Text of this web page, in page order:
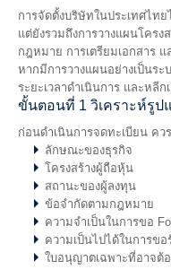
การจัดตั้งบริษัทในประเทศไท
แต่ยังรวมถึงการวางแผนโคร
กฎหมาย การเตรียมเอกสาร
หากมีการวางแผนอย่างเป็นร
ระยะเวลาดำเนินการ และหลี
ขั้นตอนที่ 1 วิเคราะห์รูป
ก่อนดำเนินการจดทะเบียน ค
ลักษณะของธุรกิจ
โครงสร้างผู้ถือหุ้น
สถานะของผู้ลงทุน
ข้อจำกัดตามกฎหมาย
ความจำเป็นในการขอ
ความเป็นไปได้ในการขอ
ใบอนุญาตเฉพาะที่อาจต้